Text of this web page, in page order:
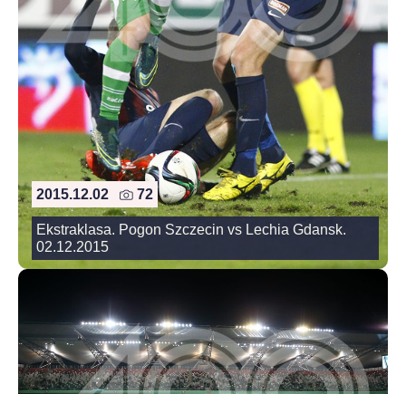
2015.12.02 72
Ekstraklasa. Pogon Szczecin vs Lechia Gdansk.
02.12.2015